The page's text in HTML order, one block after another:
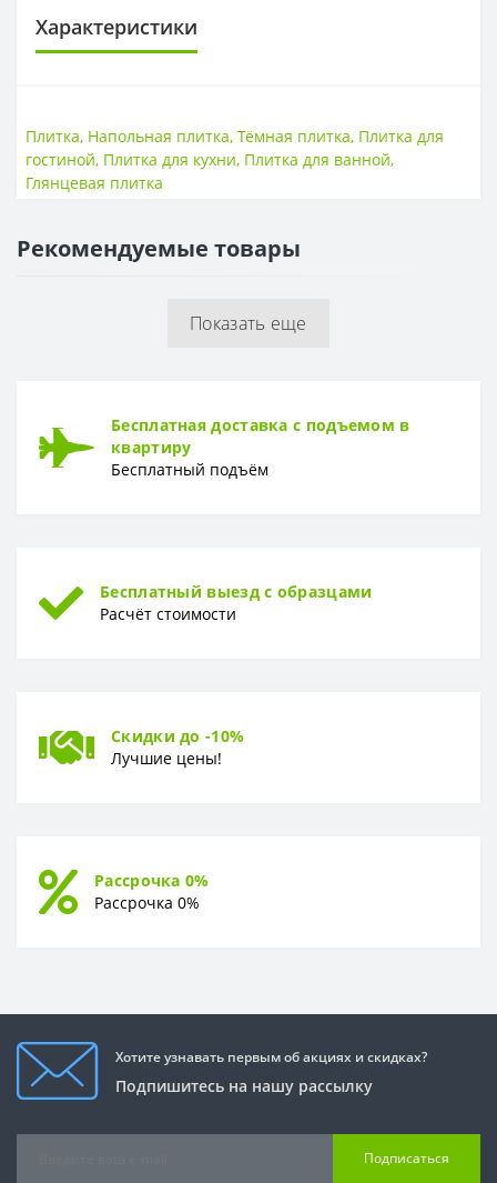
Характеристики
Размер
420*420
Тип
Толщина
Поверхность
Плитка, Напольная плитка,Тёмная плитка, Плитка для
гостиной, Плитка для кухни, Плитка для ванной,
Глянцевая плитка
Рекомендуемые товары
Показать еще
Бесплатная доставка с подъемом в
квартиру
Бесплатный подъём
Бесплатный выезд с образцами
Расчёт стоимости
Скидки до -10%
Лучшие цены!
Рассрочка 0%
Рассрочка 0%
Хотите узнавать первым об акциях и скидках?
Подпишитесь на нашу рассылку
Подписаться